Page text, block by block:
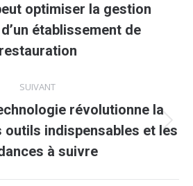
Article
précédent
:
optimiser la gestion
établissement de
restauration
SUIVANT
Article
suivant
révolutionne la
outils indispensables et les
à suivre